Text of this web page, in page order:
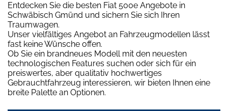
Entdecken Sie die besten Fiat 500e Angebote in
Schwäbisch Gmünd und sichern Sie sich Ihren
Traumwagen.
Unser vielfältiges Angebot an Fahrzeugmodellen lässt
fast keine Wünsche offen.
Ob Sie ein brandneues Modell mit den neuesten
technologischen Features suchen oder sich für ein
preiswertes, aber qualitativ hochwertiges
Gebrauchtfahrzeug interessieren, wir bieten Ihnen eine
breite Palette an Optionen.